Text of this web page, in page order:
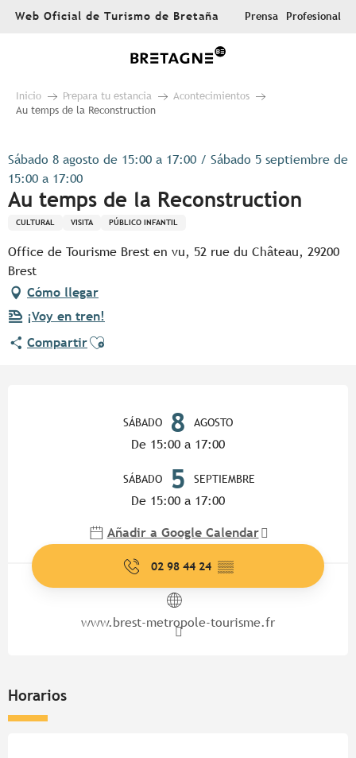
AllerWeb Oficial de Turismo de Bretaña Prensa Profesional
Inicio Prepara tu estancia
Acontecimientos
Au temps de la Reconstruction
Sábado 8 agosto de 15:00 a 17:00 / Sábado 5 septiembre de
15:00 a 17:00
Au temps de la Reconstruction
CULTURAL VISITA PÚBLICO INFANTIL
Office de Tourisme Brest en vu, 52 rue du Château, 29200
Brest
Cómo llegar
¡Voy en tren!
CompartirAjouter aux favoris
SÁBADO 8 AGOSTO
De 15:00 a 17:00
SÁBADO 5 SEPTIEMBRE
De 15:00 a 17:00
Añadir a Google Calendar
02 98 44 24 ▒▒
www.brest-metropole-tourisme.fr
Horarios